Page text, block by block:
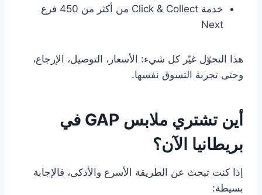
خدمة Click & Collect من أكثر من 450 فرع
Next
هذا التحوّل غيّر كل شيء: الأسعار، التوصيل، الإرجاع،
وحتى تجربة التسوق نفسها.
أين تشتري ملابس GAP في
بريطانيا الآن؟
إذا كنت تبحث عن الطريقة الأسرع والأذكى، فالإجابة
بسيطة: